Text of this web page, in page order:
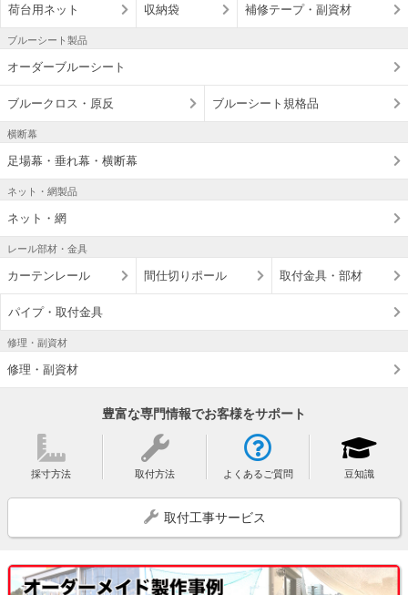
荷台用ネット 収納袋 補修テープ・副資材
ブルーシート製品
オーダーブルーシート
ブルークロス・原反 ブルーシート規格品
横断幕
足場幕・垂れ幕・横断幕
ネット・網製品
ネット・網
レール部材・金具
カーテンレール 間仕切りポール 取付金具・部材
パイプ・取付金具
修理・副資材
修理・副資材
豊富な専門情報でお客様をサポート
採寸方法 取付方法 よくあるご質問 豆知識
取付工事サービス